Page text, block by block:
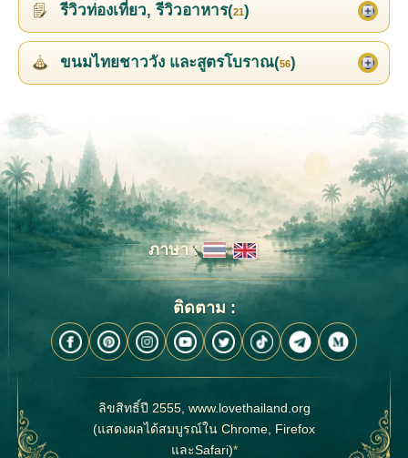
รีวิวท่องเที่ยว, รีวิวอาหาร(21)
ขนมไทยชาววัง และสูตรโบราณ(56)
ภาษา :
ติดตาม :
ลิขสิทธิ์ปี 2555, www.lovethailand.org
(แสดงผลได้สมบูรณ์ใน Chrome, Firefox
และSafari)*